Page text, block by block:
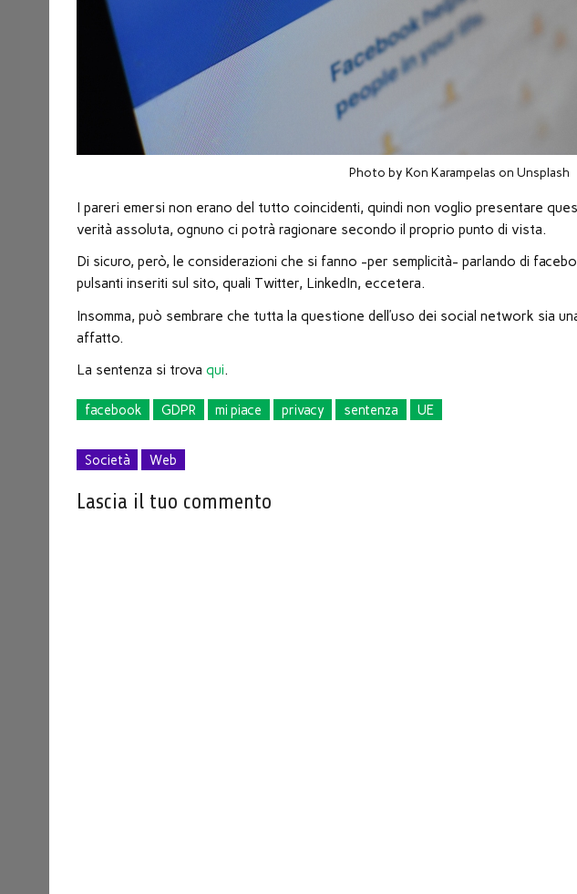
Photo by Kon Karampelas on Unsplash
I pareri emersi non erano del tutto coincidenti, quindi non voglio presentare
verità assoluta, ognuno ci potrà ragionare secondo il proprio punto di vista.
Di sicuro, però, le considerazioni che si fanno -per semplicità- parlando di
pulsanti inseriti sul sito, quali Twitter, LinkedIn, eccetera.
Insomma, può sembrare che tutta la questione dell’uso dei social network sia
affatto.
La sentenza si trovaqui.
facebook GDPR mi piace privacy sentenza UE
Società Web
Lascia il tuo commento